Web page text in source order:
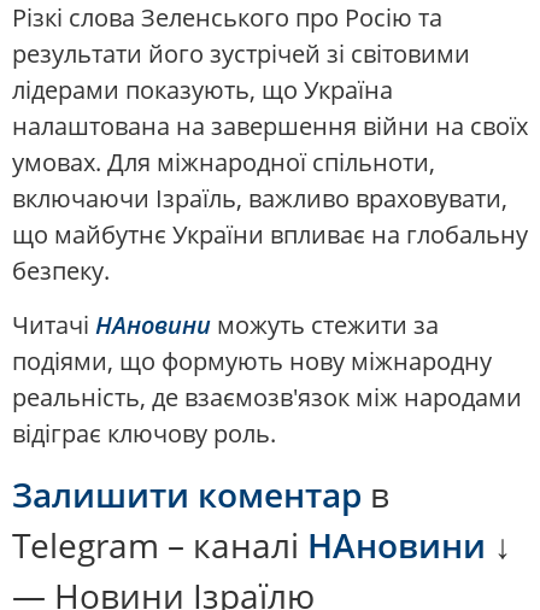
Різкі слова Зеленського про Росію та
результати його зустрічей зі світовими
лідерами показують, що Україна
налаштована на завершення війни на своїх
умовах. Для міжнародної спільноти,
включаючи Ізраїль, важливо враховувати,
що майбутнє України впливає на глобальну
безпеку.
Читачі НАновини можуть стежити за
подіями, що формують нову міжнародну
реальність, де взаємозв'язок між народами
відіграє ключову роль.
Залишити коментар в
Telegram – каналі НАновини ↓
— Новини Ізраїлю